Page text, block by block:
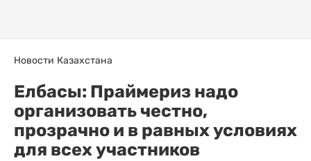
Новости Казахстана
Елбасы: Праймериз надо
организовать честно,
прозрачно и в равных условиях
для всех участников